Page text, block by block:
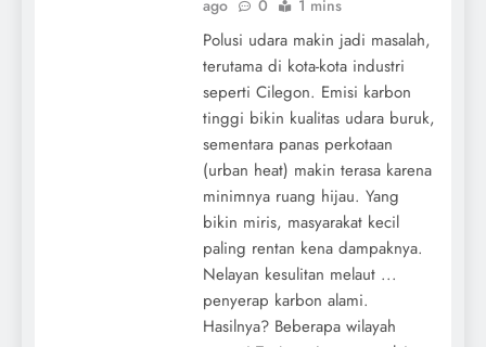
ago
0 1 mins
Polusi udara makin jadi masalah,
terutama di kota-kota industri
seperti Cilegon. Emisi karbon
tinggi bikin kualitas udara buruk,
sementara panas perkotaan
(urban heat) makin terasa karena
minimnya ruang hijau. Yang
bikin miris, masyarakat kecil
paling rentan kena dampaknya.
Nelayan kesulitan melaut ...
penyerap karbon alami.
Hasilnya? Beberapa wilayah